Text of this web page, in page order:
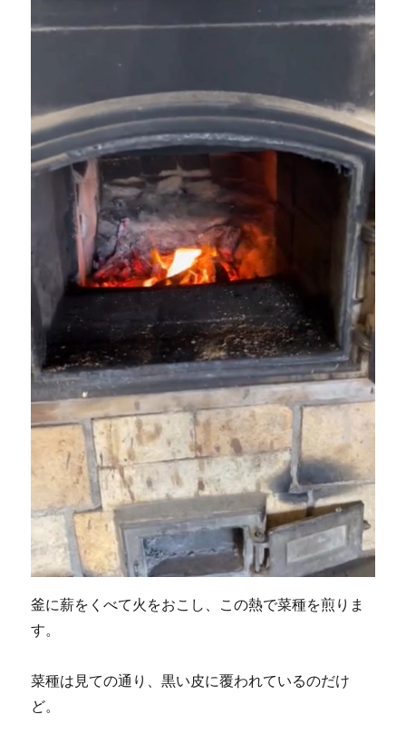
釜に薪をくべて火をおこし、この熱で菜種を煎りま
す。
菜種は見ての通り、黒い皮に覆われているのだけ
ど。